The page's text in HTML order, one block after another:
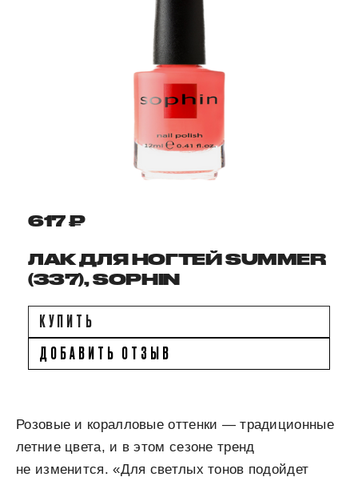
617 ₽
ЛАК ДЛЯ НОГТЕЙ SUMMER
(337), SOPHIN
КУПИТЬ
ДОБАВИТЬ ОТЗЫВ
Розовые и коралловые оттенки — традиционные
летние цвета, и в этом сезоне тренд
не изменится. «Для светлых тонов подойдет